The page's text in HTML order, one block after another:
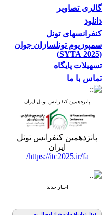
گالری تصاویر
دانلود
کنفرانسهای تونل
سمپوزیوم تونلسازان جوان
(SYTA 2025)
تسهیلات پایگاه
تماس با ما
پانزدهمین کنفرانس تونل ایران
پانزدهمین کنفرانس تونل
ایران
https://itc2025.ir/fa/
اخبار جدید
تونل زیارباغ جاده هراز امسال به